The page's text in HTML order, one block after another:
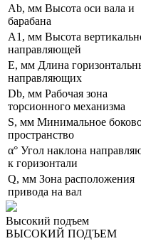
Ab, мм Высота оси вала и
барабана
A1, мм Высота
направляющей
E, мм Длина
направляющих
Db, мм Рабочая зона
торсионного механизма
S, мм Минимальное
пространство
α° Угол наклона
к горизонтали
Q, мм Зона расположения
привода на вал
Высокий подъем
ВЫСОКИЙ ПОДЪЕМ